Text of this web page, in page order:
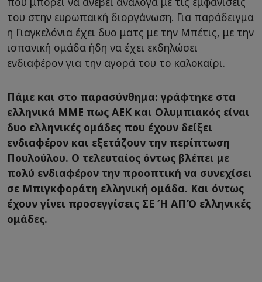
του στην ευρωπαική διοργάνωση. Για παράδειγμα
η Γιαγκελόνια έχει δυο ματς με την Μπέτις, με την
ισπανική ομάδα ήδη να έχει εκδηλώσει
ενδιαφέρον για την αγορά του το καλοκαίρι.
Πάμε και στο παρασύνθημα: γράφτηκε στα
ελληνικά ΜΜΕ πως ΑΕΚ και Ολυμπιακός είναι
δυο ελληνικές ομάδες που έχουν δείξει
ενδιαφέρον και εξετάζουν την περίπτωση
Πουλούλου. Ο τελευταίος όντως βλέπει με
πολύ ενδιαφέρον την προοπτική να συνεχίσει
σε Μπιγκφοράτη ελληνική ομάδα. Και όντως
έχουν γίνει προσεγγίσεις ΣΕ Ή ΑΠΌ ελληνικές
ομάδες.